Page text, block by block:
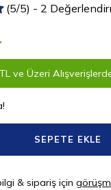
(5/5) - 2
ve Üzeri
SEPETE EKLE
& sipariş için